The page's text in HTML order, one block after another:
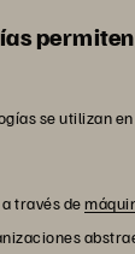
se utilizan
a través de